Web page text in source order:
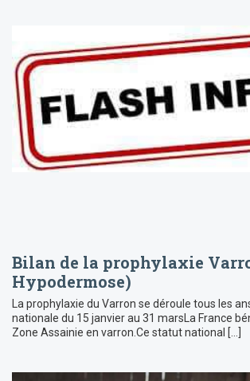
Bilan de la prophylaxie
Hypodermose)
La prophylaxie du Varron se déroule tous les
nationale du 15 janvier au 31 marsLa France
Zone Assainie en varron.Ce statut national […]